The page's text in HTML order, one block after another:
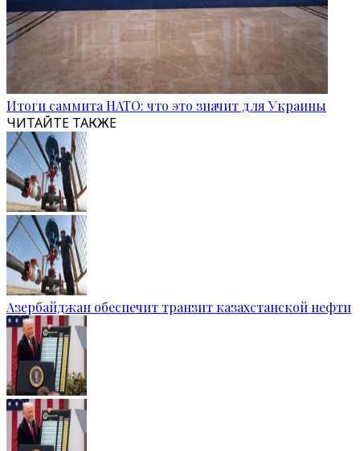
Итоги саммита НАТО: что это значит для Украины
ЧИТАЙТЕ ТАКЖЕ
Азербайджан обеспечит транзит казахстанской нефти